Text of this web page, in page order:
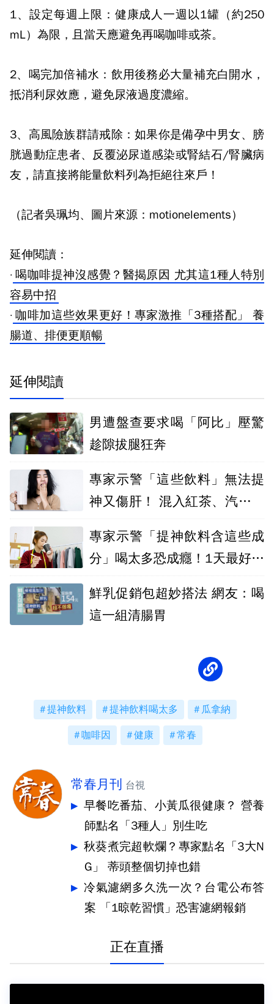
1、設定每週上限： 健康成人一週以1罐（約250
mL）為限，且當天應避免再喝咖啡或茶。
2、喝完加倍補水： 飲用後務必大量補充白開水，
抵消利尿效應，避免尿液過度濃縮。
3、高風險族群請戒除：如果你是備孕中男女、膀
胱過動症患者、反覆泌尿道感染或腎結石/腎臟病
友，請直接將能量飲料列為拒絕往來戶！
（記者吳珮均、圖片來源：motionelements）
延伸閱讀：
· 喝咖啡提神沒感覺？醫揭原因 尤其這1種人特別
容易中招
· 咖啡加這些效果更好！專家激推「3種搭配」 養
腸道、排便更順暢
延伸閱讀
男遭盤查要求喝「阿比」壓驚
趁隙拔腿狂奔
專家示警「這些飲料」無法提
神又傷肝！ 混入紅茶、汽水調
專家示警「提神飲料含這些成
分」喝太多恐成癮！1天最好別
鮮乳促銷包超妙搭法 網友：喝
這一組清腸胃
提神飲料 提神飲料喝太多 瓜拿納
咖啡因 健康 常春
常春月刊 台視
早餐吃番茄、小黃瓜很健康？ 營養
師點名「3種人」別生吃
秋葵煮完超軟爛？專家點名「3大N
G」 蒂頭整個切掉也錯
冷氣濾網多久洗一次？台電公布答
案 「1晾乾習慣」恐害濾網報銷
正在直播